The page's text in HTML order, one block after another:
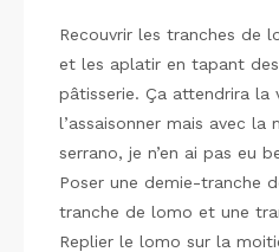
Recouvrir les tranches de
et les aplatir en tapant
pâtisserie. Ça attendrira la
l’assaisonner mais avec
serrano, je n’en ai pas eu
Poser une demie-tranche
tranche de lomo et une
Replier le lomo sur la